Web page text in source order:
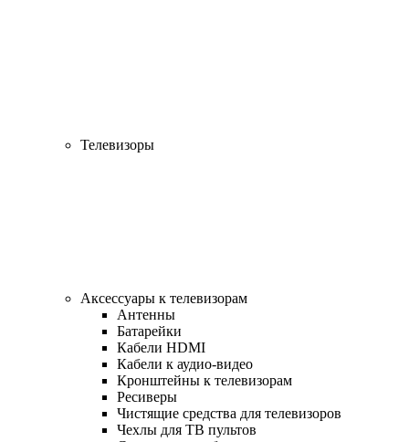
Телевизоры
Аксессуары к телевизорам
Антенны
Батарейки
Кабели HDMI
Кабели к аудио-видео
Кронштейны к телевизорам
Ресиверы
Чистящие средства для телевизоров
Чехлы для ТВ пультов